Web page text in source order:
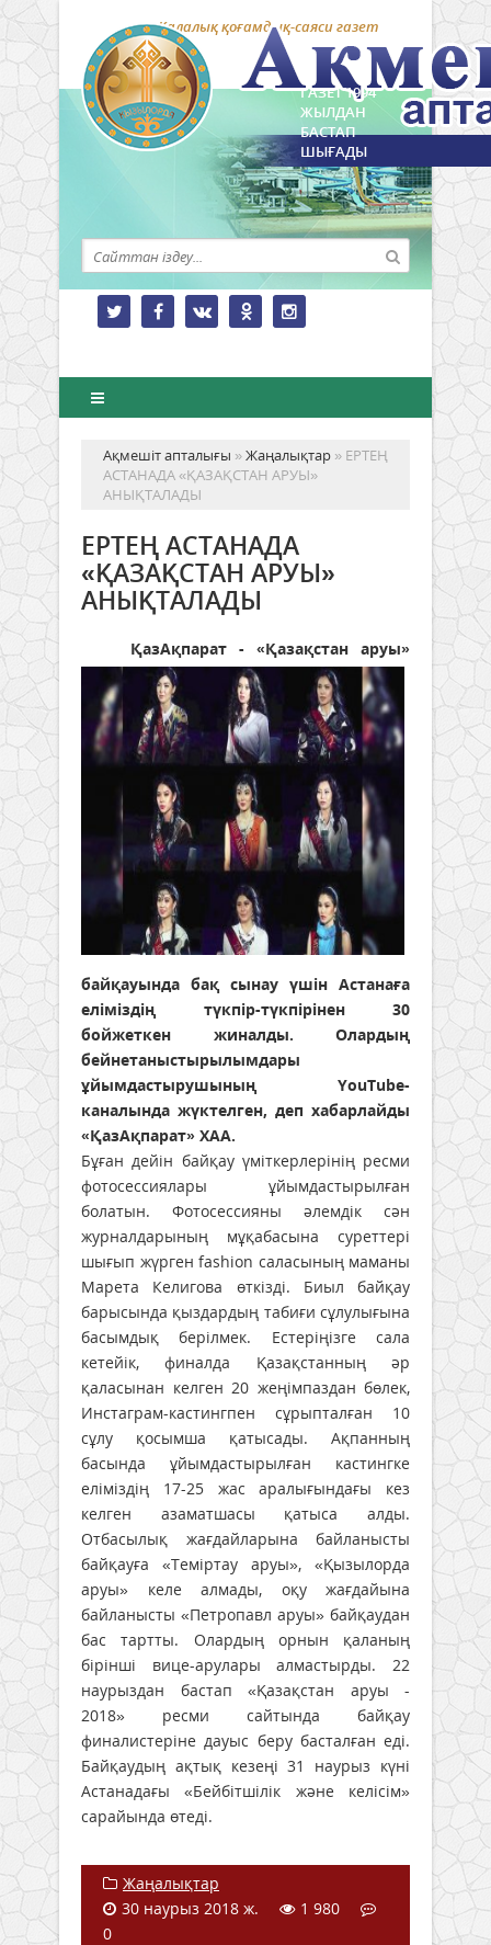
Қалалық қоғамдық-саяси газет
ГАЗЕТ 1994
ЖЫЛДАН
БАСТАП
ШЫҒАДЫ
Ақмешіт апталығы »Жаңалықтар » ЕРТЕҢ
АСТАНАДА «ҚАЗАҚСТАН АРУЫ»
АНЫҚТАЛАДЫ
ЕРТЕҢ АСТАНАДА
«ҚАЗАҚСТАН АРУЫ»
АНЫҚТАЛАДЫ
ҚазАқпарат - «Қазақстан аруы»
байқауында бақ сынау үшін Астанаға
еліміздің түкпір-түкпірінен 30
бойжеткен жиналды. Олардың
бейнетаныстырылымдары
ұйымдастырушының YouTube-
каналында жүктелген, деп хабарлайды
«ҚазАқпарат» ХАА.
Бұған дейін байқау үміткерлерінің ресми
фотосессиялары ұйымдастырылған
болатын. Фотосессияны әлемдік сән
журналдарының мұқабасына суреттері
шығып жүрген fashion саласының маманы
Марета Келигова өткізді. Биыл байқау
барысында қыздардың табиғи сұлулығына
басымдық берілмек. Естеріңізге сала
кетейік, финалда Қазақстанның әр
қаласынан келген 20 жеңімпаздан бөлек,
Инстаграм-кастингпен сұрыпталған 10
сұлу қосымша қатысады. Ақпанның
басында ұйымдастырылған кастингке
еліміздің 17-25 жас аралығындағы кез
келген азаматшасы қатыса алды.
Отбасылық жағдайларына байланысты
байқауға «Теміртау аруы», «Қызылорда
аруы» келе алмады, оқу жағдайына
байланысты «Петропавл аруы» байқаудан
бас тартты. Олардың орнын қаланың
бірінші вице-арулары алмастырды. 22
наурыздан бастап «Қазақстан аруы -
2018» ресми сайтында байқау
финалистеріне дауыс беру басталған еді.
Байқаудың ақтық кезеңі 31 наурыз күні
Астанадағы «Бейбітшілік және келісім»
сарайында өтеді.
Жаңалықтар
30 наурыз 2018 ж.
1 980
0